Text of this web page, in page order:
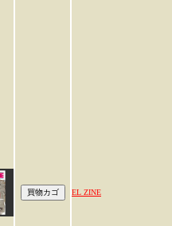
EL ZINE